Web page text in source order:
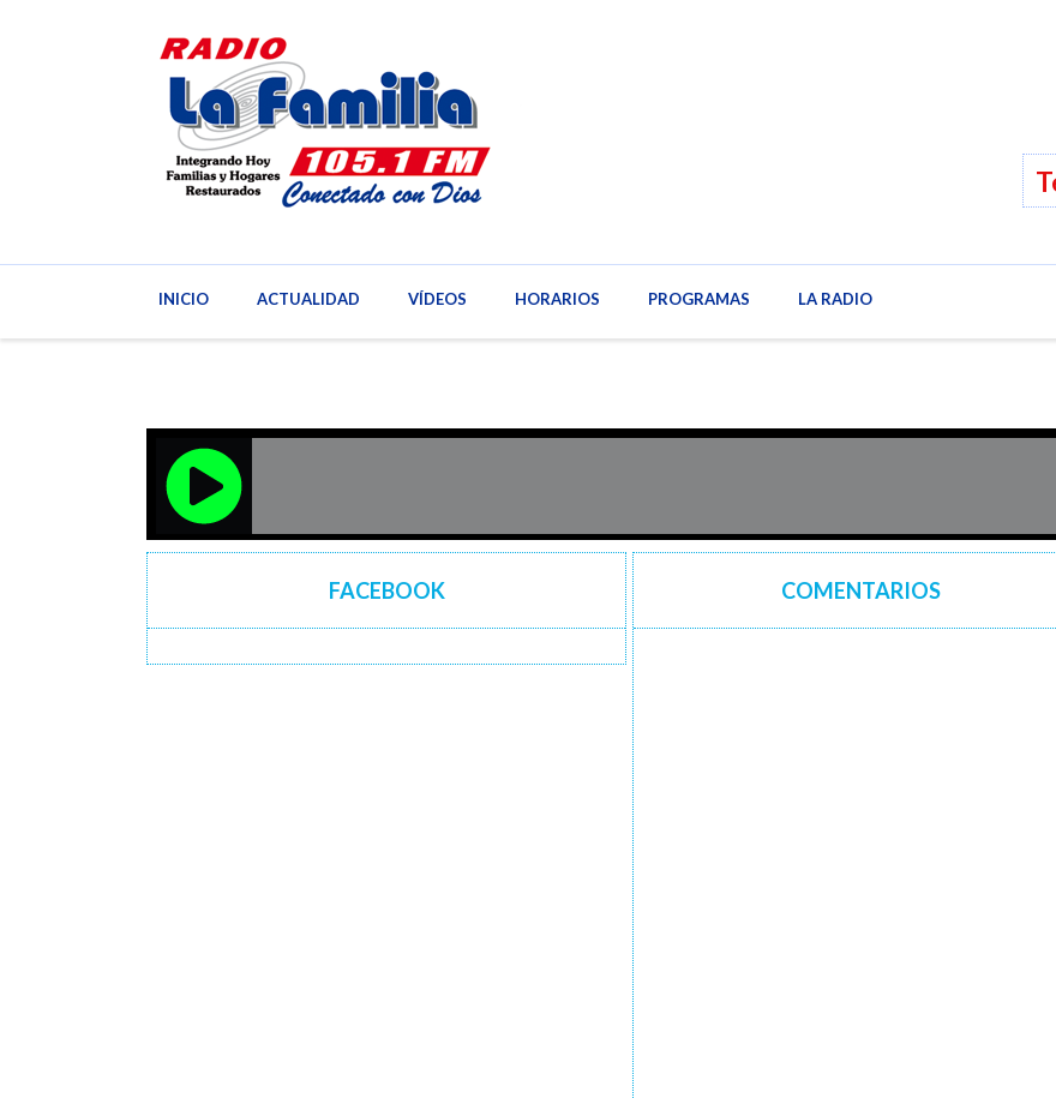
INICIO ACTUALIDAD VÍDEOS HORARIOS PROGRAMAS LA RADIO
INICIO ACTUALIDAD VÍDEOS HORARIOS PROGRAMAS
FACEBOOK COMENTARIOS